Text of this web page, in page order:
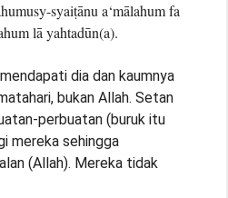
syaiṭānu a‘mālahum fa
lā yahtadūn(a).
dia dan kaumnya
bukan Allah. Setan
perbuatan (buruk itu
mereka sehingga
(Allah). Mereka tidak